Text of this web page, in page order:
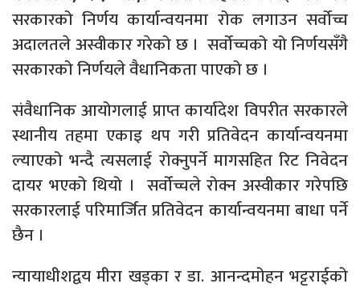
सरकारको निर्णय कार्यान्वयनमा रोक लगाउन सर्वोच्च
अदालतले अस्वीकार गरेको छ । सर्वोच्चको यो निर्णयसँगै
सरकारको निर्णयले वैधानिकता पाएको छ ।
संवैधानिक आयोगलाई प्राप्त कार्यादेश विपरीत सरकारले
स्थानीय तहमा एकाइ थप गरी प्रतिवेदन कार्यान्वयनमा
ल्याएको भन्दै त्यसलाई रोक्नुपर्ने मागसहित रिट निवेदन
दायर भएको थियो । सर्वोच्चले रोक्न अस्वीकार गरेपछि
सरकारलाई परिमार्जित प्रतिवेदन कार्यान्वयनमा बाधा पर्ने
छैन ।
न्यायाधीशद्वय मीरा खड्का र डा. आनन्दमोहन भट्टराईको